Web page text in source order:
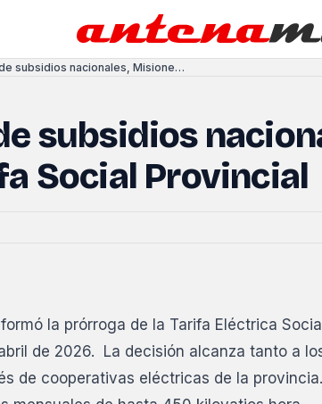
Pese a la quita de subsidios nacionales, Misiones extendió la Tarifa Social Provincial
subsidios
Social Provincial
la prórroga de la Tarifa Eléctrica
de 2026. La decisión alcanza tanto a
de cooperativas eléctricas de la